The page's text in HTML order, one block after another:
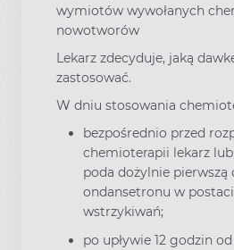
wymiotów wywołanych
nowotworów
Lekarz zdecyduje, jaką
zastosować.
W dniu stosowania
bezpośrednio przed
chemioterapii lekarz
poda dożylnie pierwszą
ondansetronu w
wstrzykiwań;
po upływie 12 godzin